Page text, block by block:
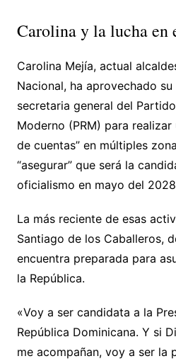
Carolina y la lucha en
Carolina Mejía, actual
Nacional, ha aprovechado
secretaria general del
Moderno (PRM) para
de cuentas” en múltiples
“asegurar” que será la
oficialismo en mayo del
La más reciente de esas
Santiago de los Caballeros,
encuentra preparada para
la República.
«Voy a ser candidata a la
República Dominicana. Y si
me acompañan, voy a ser la